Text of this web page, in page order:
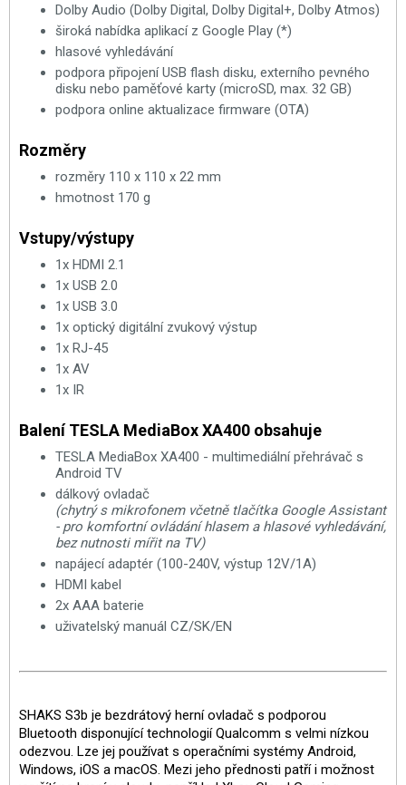
Dolby Audio (Dolby Digital, Dolby Digital+, Dolby Atmos)
široká nabídka aplikací z Google Play (*)
hlasové vyhledávání
podpora připojení USB flash disku, externího pevného
disku nebo paměťové karty (microSD, max. 32 GB)
podpora online aktualizace firmware (OTA)
Rozměry
rozměry 110 x 110 x 22 mm
hmotnost 170 g
Vstupy/výstupy
1x HDMI 2.1
1x USB 2.0
1x USB 3.0
1x optický digitální zvukový výstup
1x RJ-45
1x AV
1x IR
Balení TESLA MediaBox XA400 obsahuje
TESLA MediaBox XA400 - multimediální přehrávač s
Android TV
dálkový ovladač
(chytrý s mikrofonem včetně tlačítka Google Assistant
- pro komfortní ovládání hlasem a hlasové vyhledávání,
bez nutnosti mířit na TV)
napájecí adaptér (100-240V, výstup 12V/1A)
HDMI kabel
2x AAA baterie
uživatelský manuál CZ/SK/EN
SHAKS S3b je bezdrátový herní ovladač s podporou
Bluetooth disponující technologií Qualcomm s velmi nízkou
odezvou. Lze jej používat s operačními systémy Android,
Windows, iOS a macOS. Mezi jeho přednosti patří i možnost